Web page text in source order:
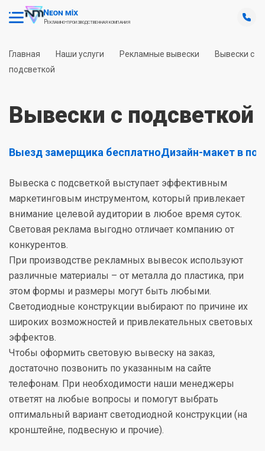
Рекламно-производственная компания
Главная Наши услуги Рекламные вывески
Вывески с
подсветкой
Вывески с подсветкой
Выезд замерщика бесплатноДизайн-макет в
Вывеска с подсветкой выступает эффективным
маркетинговым инструментом, который привлекает
внимание целевой аудитории в любое время суток.
Световая реклама выгодно отличает компанию от
конкурентов.
При производстве рекламных вывесок используют
различные материалы – от металла до пластика, при
этом формы и размеры могут быть любыми.
Светодиодные конструкции выбирают по причине их
широких возможностей и привлекательных световых
эффектов.
Чтобы оформить световую вывеску на заказ,
достаточно позвонить по указанным на сайте
телефонам. При необходимости наши менеджеры
ответят на любые вопросы и помогут выбрать
оптимальный вариант светодиодной конструкции (на
кронштейне, подвесную и прочие).